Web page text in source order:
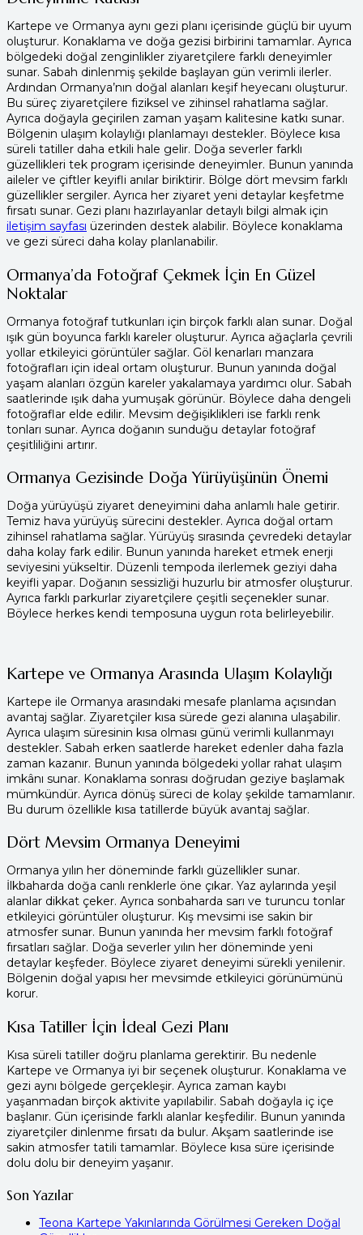
Kartepe ve Ormanya aynı gezi planı içerisinde güçlü bir uyum
oluşturur. Konaklama ve doğa gezisi birbirini tamamlar. Ayrıca
bölgedeki doğal zenginlikler ziyaretçilere farklı deneyimler
sunar. Sabah dinlenmiş şekilde başlayan gün verimli ilerler.
Ardından Ormanya’nın doğal alanları keşif heyecanı oluşturur.
Bu süreç ziyaretçilere fiziksel ve zihinsel rahatlama sağlar.
Ayrıca doğayla geçirilen zaman yaşam kalitesine katkı sunar.
Bölgenin ulaşım kolaylığı planlamayı destekler. Böylece kısa
süreli tatiller daha etkili hale gelir. Doğa severler farklı
güzellikleri tek program içerisinde deneyimler. Bunun yanında
aileler ve çiftler keyifli anılar biriktirir. Bölge dört mevsim farklı
güzellikler sergiler. Ayrıca her ziyaret yeni detaylar keşfetme
fırsatı sunar. Gezi planı hazırlayanlar detaylı bilgi almak için
iletişim sayfası üzerinden destek alabilir. Böylece konaklama
ve gezi süreci daha kolay planlanabilir.
Ormanya’da Fotoğraf Çekmek İçin En Güzel
Noktalar
Ormanya fotoğraf tutkunları için birçok farklı alan sunar. Doğal
ışık gün boyunca farklı kareler oluşturur. Ayrıca ağaçlarla çevrili
yollar etkileyici görüntüler sağlar. Göl kenarları manzara
fotoğrafları için ideal ortam oluşturur. Bunun yanında doğal
yaşam alanları özgün kareler yakalamaya yardımcı olur. Sabah
saatlerinde ışık daha yumuşak görünür. Böylece daha dengeli
fotoğraflar elde edilir. Mevsim değişiklikleri ise farklı renk
tonları sunar. Ayrıca doğanın sunduğu detaylar fotoğraf
çeşitliliğini artırır.
Ormanya Gezisinde Doğa Yürüyüşünün Önemi
Doğa yürüyüşü ziyaret deneyimini daha anlamlı hale getirir.
Temiz hava yürüyüş sürecini destekler. Ayrıca doğal ortam
zihinsel rahatlama sağlar. Yürüyüş sırasında çevredeki detaylar
daha kolay fark edilir. Bunun yanında hareket etmek enerji
seviyesini yükseltir. Düzenli tempoda ilerlemek geziyi daha
keyifli yapar. Doğanın sessizliği huzurlu bir atmosfer oluşturur.
Ayrıca farklı parkurlar ziyaretçilere çeşitli seçenekler sunar.
Böylece herkes kendi temposuna uygun rota belirleyebilir.
Kartepe ve Ormanya Arasında Ulaşım Kolaylığı
Kartepe ile Ormanya arasındaki mesafe planlama açısından
avantaj sağlar. Ziyaretçiler kısa sürede gezi alanına ulaşabilir.
Ayrıca ulaşım süresinin kısa olması günü verimli kullanmayı
destekler. Sabah erken saatlerde hareket edenler daha fazla
zaman kazanır. Bunun yanında bölgedeki yollar rahat ulaşım
imkânı sunar. Konaklama sonrası doğrudan geziye başlamak
mümkündür. Ayrıca dönüş süreci de kolay şekilde tamamlanır.
Bu durum özellikle kısa tatillerde büyük avantaj sağlar.
Dört Mevsim Ormanya Deneyimi
Ormanya yılın her döneminde farklı güzellikler sunar.
İlkbaharda doğa canlı renklerle öne çıkar. Yaz aylarında yeşil
alanlar dikkat çeker. Ayrıca sonbaharda sarı ve turuncu tonlar
etkileyici görüntüler oluşturur. Kış mevsimi ise sakin bir
atmosfer sunar. Bunun yanında her mevsim farklı fotoğraf
fırsatları sağlar. Doğa severler yılın her döneminde yeni
detaylar keşfeder. Böylece ziyaret deneyimi sürekli yenilenir.
Bölgenin doğal yapısı her mevsimde etkileyici görünümünü
korur.
Kısa Tatiller İçin İdeal Gezi Planı
Kısa süreli tatiller doğru planlama gerektirir. Bu nedenle
Kartepe ve Ormanya iyi bir seçenek oluşturur. Konaklama ve
gezi aynı bölgede gerçekleşir. Ayrıca zaman kaybı
yaşanmadan birçok aktivite yapılabilir. Sabah doğayla iç içe
başlanır. Gün içerisinde farklı alanlar keşfedilir. Bunun yanında
ziyaretçiler dinlenme fırsatı da bulur. Akşam saatlerinde ise
sakin atmosfer tatili tamamlar. Böylece kısa süre içerisinde
dolu dolu bir deneyim yaşanır.
Son Yazılar
Teona Kartepe Yakınlarında Görülmesi Gereken Doğal